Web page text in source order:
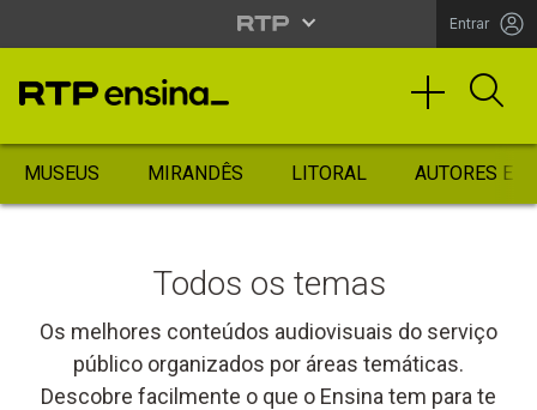
Entrar
MUSEUS MIRANDÊS LITORAL AUTORES
Todos os temas
Os melhores conteúdos audiovisuais do serviço
público organizados por áreas temáticas.
Descobre facilmente o que o Ensina tem para te